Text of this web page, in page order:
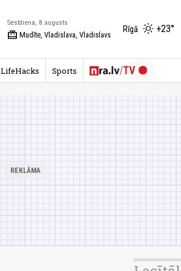
Sestdiena, 8.augusts
redeem Mudīte, Vladislava, Vladislavs
Rīgā +23°
LifeHacks Sports